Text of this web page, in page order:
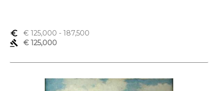
euro_symbol € 125,000 - 187,500
gavel
€ 125,000